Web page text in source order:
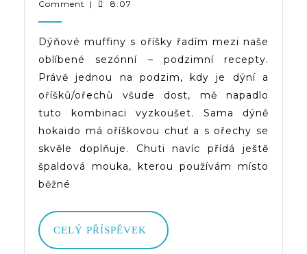
Oříšky
10.
Comment | 8:07
Dýňové muffiny s oříšky řadím mezi naše
oblíbené sezónní – podzimní recepty.
Právě jednou na podzim, kdy je dýní a
oříšků/ořechů všude dost, mě napadlo
tuto kombinaci vyzkoušet. Sama dýně
hokaido má oříškovou chuť a s ořechy se
skvěle doplňuje. Chuti navíc přídá ještě
špaldová mouka, kterou používám místo
běžné
CELÝ PŘÍSPĚVEK
CELÝ
PŘÍSPĚVEK